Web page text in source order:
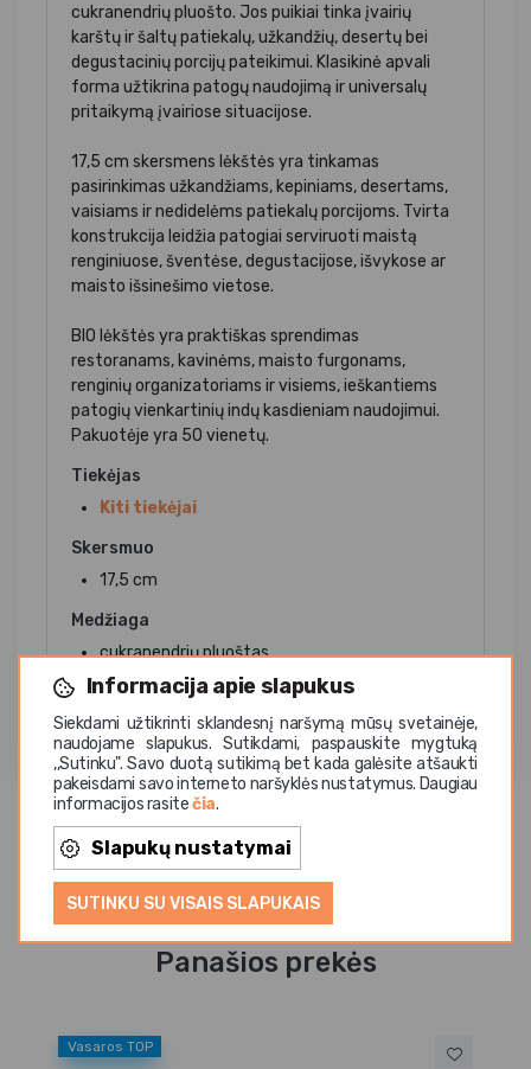
Informacija apie slapukus
Siekdami užtikrinti sklandesnį naršymą mūsų svetainėje,
naudojame slapukus. Sutikdami, paspauskite mygtuką
,,Sutinku". Savo duotą sutikimą bet kada galėsite atšaukti
pakeisdami savo interneto naršyklės nustatymus. Daugiau
informacijos rasitečia.
Slapukų nustatymai
SUTINKU SU VISAIS SLAPUKAIS
cukranendrių pluošto. Jos puikiai tinka įvairių
karštų ir šaltų patiekalų, užkandžių, desertų bei
degustacinių porcijų pateikimui. Klasikinė apvali
forma užtikrina patogų naudojimą ir universalų
pritaikymą įvairiose situacijose.
17,5 cm skersmens lėkštės yra tinkamas
pasirinkimas užkandžiams, kepiniams, desertams,
vaisiams ir nedidelėms patiekalų porcijoms. Tvirta
konstrukcija leidžia patogiai serviruoti maistą
renginiuose, šventėse, degustacijose, išvykose ar
maisto išsinešimo vietose.
BIO lėkštės yra praktiškas sprendimas
restoranams, kavinėms, maisto furgonams,
renginių organizatoriams ir visiems, ieškantiems
patogių vienkartinių indų kasdieniam naudojimui.
Pakuotėje yra 50 vienetų.
Tiekėjas
Kiti tiekėjai
Skersmuo
17,5 cm
Medžiaga
cukranendrių pluoštas
Panašios prekės
Vasaros TOP